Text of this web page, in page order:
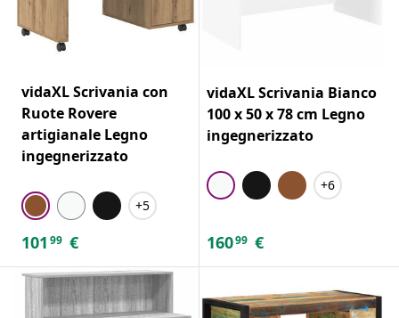
vidaXL Scrivania con
Ruote Rovere
artigianale Legno
ingegnerizzato
+5
101 99 €
vidaXL Scrivania Bianco
100 x 50 x 78 cm Legno
ingegnerizzato
+6
16099 €